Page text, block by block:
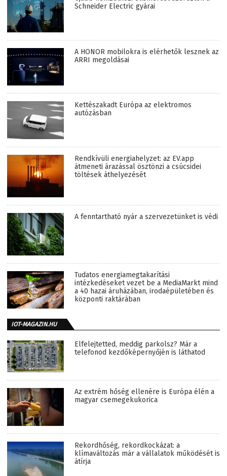
Schneider Electric gyárai
A HONOR mobilokra is elérhetők lesznek az
ARRI megoldásai
Kettészakadt Európa az elektromos
autózásban
Rendkívüli energiahelyzet: az EV.app
átmeneti árazással ösztönzi a csúcsidei
töltések áthelyezését
A fenntartható nyár a szervezetünket is védi
Tudatos energiamegtakarítási
intézkedéseket vezet be a MediaMarkt mind
a 40 hazai áruházában, irodaépületében és
központi raktárában
IOT-MAGAZIN.HU
Elfelejtetted, meddig parkolsz? Már a
telefonod kezdőképernyőjén is láthatod
Az extrém hőség ellenére is Európa élén a
magyar csemegekukorica
Rekordhőség, rekordkockázat: a
klímaváltozás már a vállalatok működését is
átírja